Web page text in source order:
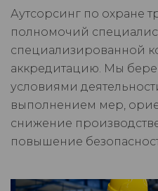
Аутсорсинг по охране
полномочий
специализированной
аккредитацию. Мы
условиями
выполнением мер,
снижение
повышение